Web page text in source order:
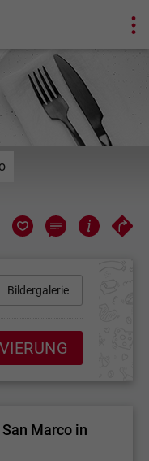
Bildergalerie
Marco in